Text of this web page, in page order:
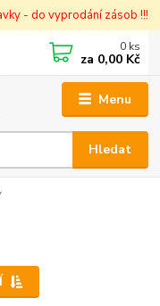
- do vyprodání zásob !!!
Menu
Hledat
0 ks
za 0,00 Kč